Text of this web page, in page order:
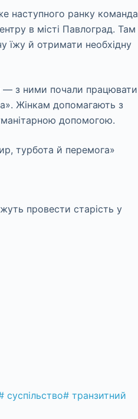
наступного ранку команда
в місті Павлоград. Там
їжу й отримати необхідну
— з ними почали працювати
Жінкам допомагають з
допомогою.
турбота й перемога»
провести старість у
суспільство# транзитний